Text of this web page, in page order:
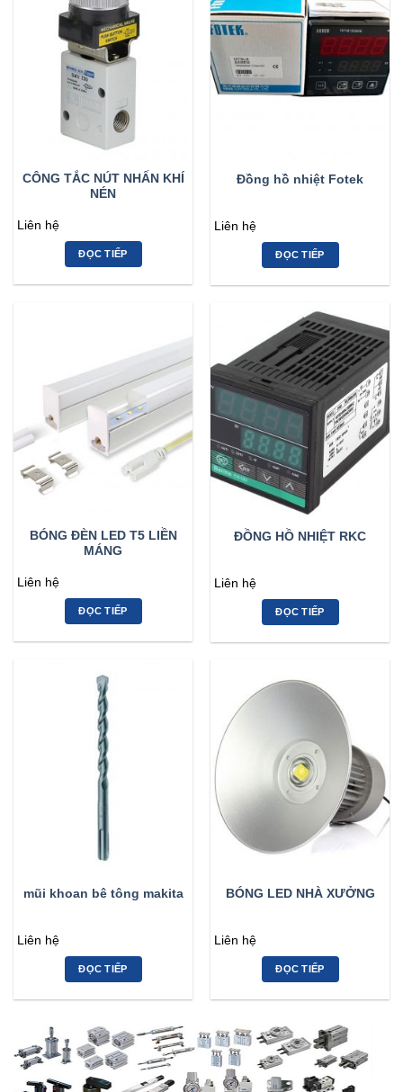
CÔNG TẮC NÚT NHẤN KHÍ
NÉN
Liên hệ
ĐỌC TIẾP
Đồng hồ nhiệt Fotek
Liên hệ
ĐỌC TIẾP
BÓNG ĐÈN LED T5 LIỀN
MÁNG
Liên hệ
ĐỌC TIẾP
ĐỒNG HỒ NHIỆT RKC
Liên hệ
ĐỌC TIẾP
mũi khoan bê tông makita
Liên hệ
ĐỌC TIẾP
BÓNG LED NHÀ XƯỞNG
Liên hệ
ĐỌC TIẾP